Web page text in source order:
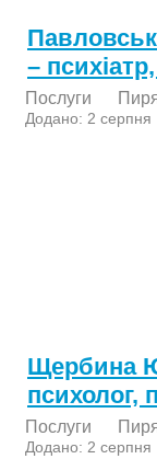
–
Послуги
Додано: 2 серпня
Щербина
психолог,
Послуги
Додано: 2 серпня